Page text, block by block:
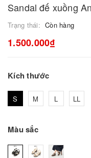
Sandal đế xuồng
Trạng thái: Còn hàng
1.500.000₫
Kích thước
S M L LL
Màu sắc